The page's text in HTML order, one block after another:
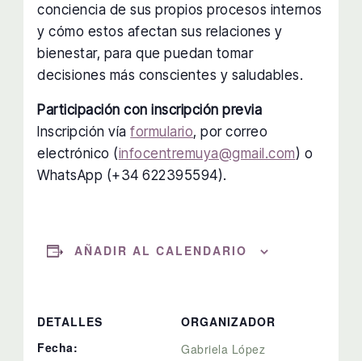
conciencia de sus propios procesos internos
y cómo estos afectan sus relaciones y
bienestar, para que puedan tomar
decisiones más conscientes y saludables.
Participación con inscripción previa
Inscripción víaformulario, por correo
electrónico (infocentremuya@gmail.com) o
WhatsApp (+34 622395594).
AÑADIR AL CALENDARIO
DETALLES
Fecha:
ORGANIZADOR
Gabriela López